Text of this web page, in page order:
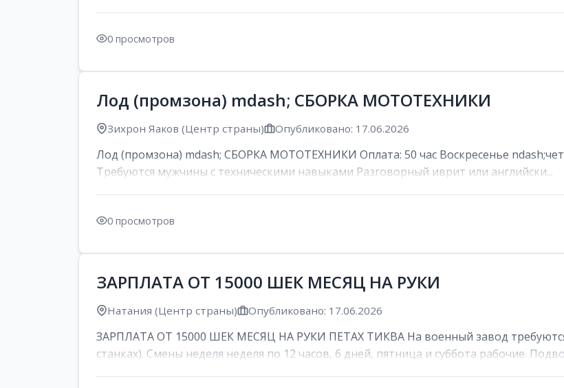
0 просмотров
Лод (промзона) mdash; СБОРКА МОТОТЕХНИКИ
Зихрон Яаков (Центр страны) Опубликовано: 17.06.2026
Лод (промзона) mdash; СБОРКА МОТОТЕХНИКИ Оплата: 50 час Воскресенье
Требуются мужчины с техническими навыками Разговорный иврит или английски...
0 просмотров
ЗАРПЛАТА ОТ 15000 ШЕК МЕСЯЦ НА РУКИ
Натания (Центр страны) Опубликовано: 17.06.2026
ЗАРПЛАТА ОТ 15000 ШЕК МЕСЯЦ НА РУКИ ПЕТАХ ТИКВА На военный завод
станках). Смены неделя неделя по 12 часов, 6 дней, пятница и суббота рабочие.